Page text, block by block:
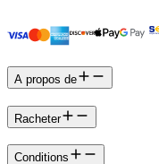
A propos de
Racheter
Conditions